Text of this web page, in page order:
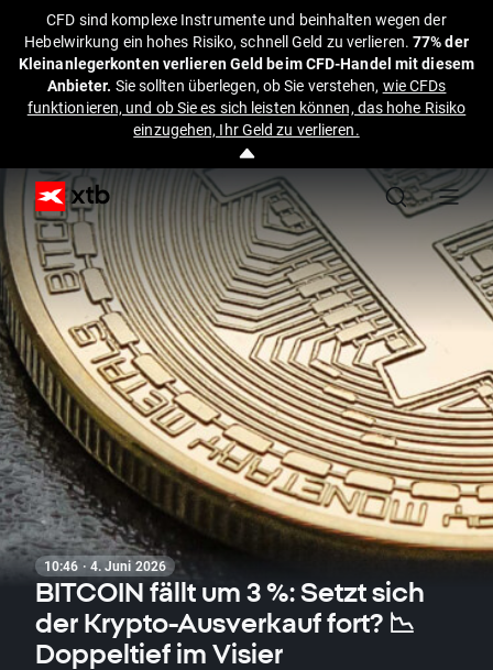
CFD sind komplexe Instrumente und beinhalten wegen der
Hebelwirkung ein hohes Risiko, schnell Geld zu verlieren.77% der
Kleinanlegerkonten verlieren Geld beim CFD-Handel mit diesem
Anbieter. Sie sollten überlegen, ob Sie verstehen, wie CFDs
funktionieren, und ob Sie es sich leisten können, das hohe Risiko
einzugehen, Ihr Geld zu verlieren.
10:46 · 4. Juni 2026
BITCOIN fällt um 3 %: Setzt sich
der Krypto-Ausverkauf fort? 📉
Doppeltief im Visier